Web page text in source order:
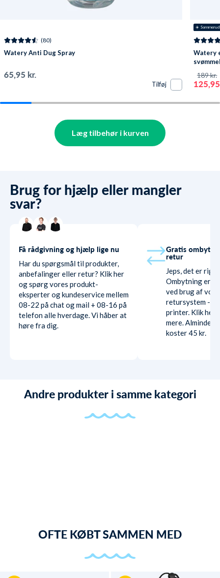
(80)
Watery Anti Dug Spray
65,95 kr.
Tilføj
☀️
Watery
189 kr.
Læg tilbehør i kurven
Brug for hjælp eller mangler
svar?
Få rådgivning og hjælp lige nu
Har du spørgsmål til produkter,
anbefalinger eller retur? Klik her
og spørg vores produkt-
eksperter og kundeservice mellem
08-22 på chat og mail + 08-16 på
telefon alle hverdage. Vi håber at
høre fra dig.
Gratis
retur
Jeps, det er
Ombytning er
ved brug af
retursystem -
printer. Klik her
mere.
koster 45 kr.
Andre produkter i samme kategori
OFTE KØBT SAMMEN MED